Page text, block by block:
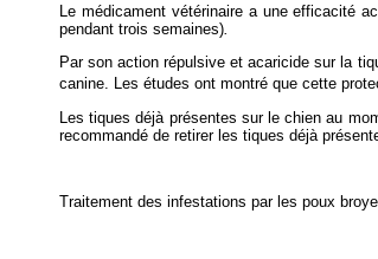
Le médicament vétérinaire a une efficacité
pendant trois semaines)
Par son action répulsive et acaricide sur la
canine. Les études ont montré que cette
Les tiques déjà présentes sur le chien au
recommandé de retirer les tiques déjà
Traitement des infestations par les poux